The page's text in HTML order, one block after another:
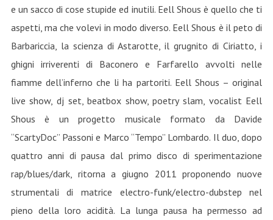
e un sacco di cose stupide ed inutili. Eell Shous è quello che ti
aspetti, ma che volevi in modo diverso. Eell Shous è il peto di
Barbariccia, la scienza di Astarotte, il grugnito di Ciriatto, i
ghigni irriverenti di Baconero e Farfarello avvolti nelle
fiamme dell’inferno che li ha partoriti. Eell Shous – original
live show, dj set, beatbox show, poetry slam, vocalist Eell
Shous è un progetto musicale formato da Davide
“ScartyDoc” Passoni e Marco “Tempo” Lombardo. Il duo, dopo
quattro anni di pausa dal primo disco di sperimentazione
rap/blues/dark, ritorna a giugno 2011 proponendo nuove
strumentali di matrice electro-funk/electro-dubstep nel
pieno della loro acidità. La lunga pausa ha permesso ad